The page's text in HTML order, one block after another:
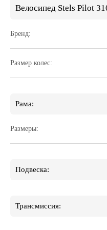
Велосипед Stels Pilot
Бренд:
Размер колес:
Рама:
Размеры:
Подвеска:
Трансмиссия: